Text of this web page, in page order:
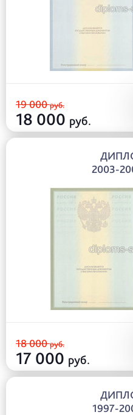
19 000руб.
18 000 руб.
2003-
18 000руб.
17 000 руб.
1997-